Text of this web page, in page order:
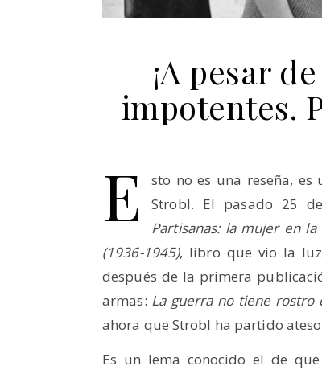
¡A pesar
impotentes.
E
sto no es una reseña,
Strobl. El pasado 25
Partisanas: la mujer en
(1936-1945), libro que vio la luz
después de la primera
armas: La guerra no tiene rostro
ahora que Strobl ha partido
Es un lema conocido el de